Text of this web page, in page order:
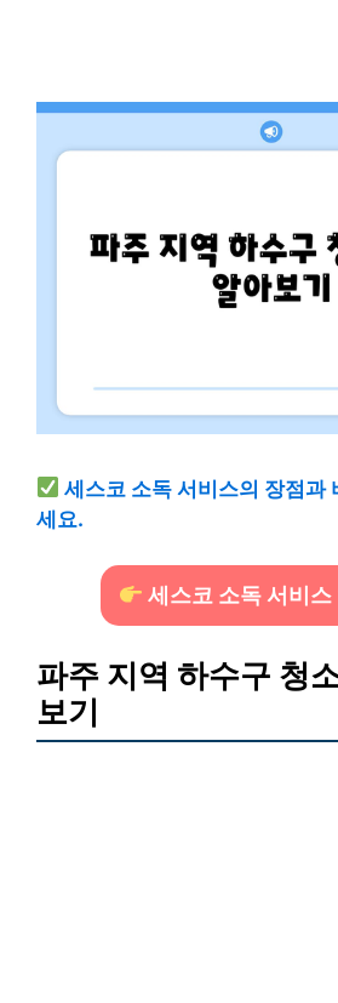
세스코 소독 서비스의 장점과
세요.
세스코 소독 서비스
파주 지역 하수구 청
보기